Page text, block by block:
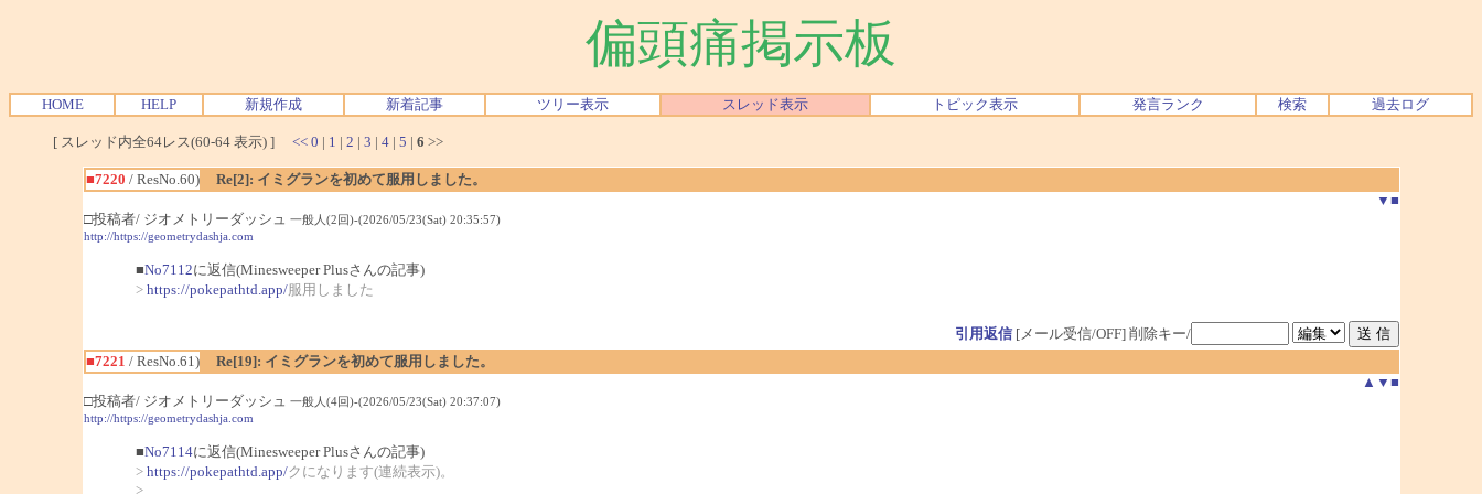
偏頭痛掲示板
HOME HELP 新規作成 新着記事 ツリー表示 スレッド表示 トピック表示 発言ランク 検索 過去ログ
[ スレッド内全64レス(60-64 表示) ] << 0 | 1 | 2 | 3 | 4 | 5 | 6 >>
■7220 / ResNo.60)
Re[2]: イミグランを初めて服用しました。
▼ ■
□投稿者/ ジオメトリーダッシュ 一般人(2回)-(2026/05/23(Sat) 20:35:57)
http://https://geometrydashja.com
■No7112に返信(Minesweeper Plusさんの記事)
> https://pokepathtd.app/服用しました
引用返信[メール受信/OFF] 削除キー/
■7221 / ResNo.61)
Re[19]: イミグランを初めて服用しました。
▲ ▼ ■
□投稿者/ ジオメトリーダッシュ 一般人(4回)-(2026/05/23(Sat) 20:37:07)
http://https://geometrydashja.com
■No7114に返信(Minesweeper Plusさんの記事)
> https://pokepathtd.app/クになります(連続表示)。
>